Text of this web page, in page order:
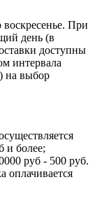
воскресенье. При
день (в
доступны
интервала
на выбор
и более;
руб - 500 руб.
оплачивается